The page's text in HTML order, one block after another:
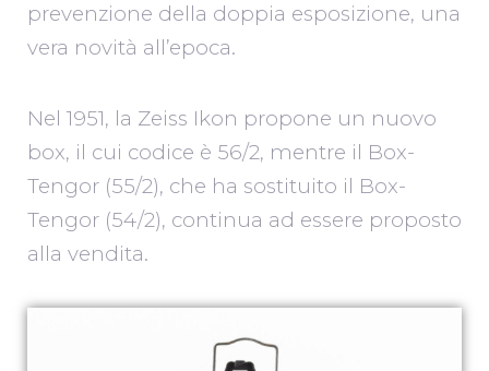
prevenzione della doppia esposizione, una
vera novità all’epoca.
Nel 1951, la Zeiss Ikon propone un nuovo
box, il cui codice è 56/2, mentre il Box-
Tengor (55/2), che ha sostituito il Box-
Tengor (54/2), continua ad essere proposto
alla vendita.